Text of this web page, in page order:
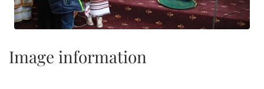
Image information